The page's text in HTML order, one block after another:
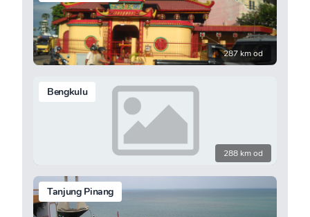
287 km od
Bengkulu
288 km od
Tanjung Pinang